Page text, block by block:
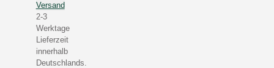
Versand
2-3
Werktage
Lieferzeit
innerhalb
Deutschlands.